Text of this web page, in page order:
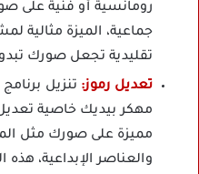
رومانسية أو فنية على
جماعية، الميزة مثالية
تقليدية تجعل صورك
تعديل رموز:
مهكر بيديك خاصية
مميزة على صورك مثل
والعناصر الإبداعية،